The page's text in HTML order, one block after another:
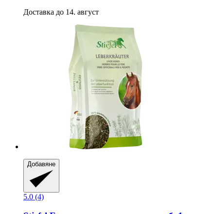
Доставка до 14. август
Добавяне
5.0 (4)